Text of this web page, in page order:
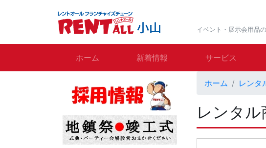
イベント・展示会用品
ホーム 新着情報 サービス
ホーム レンタ
レンタル